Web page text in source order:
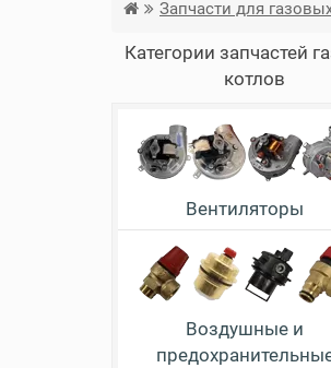
Запчасти для
Категории запчастей
котлов
Вентиляторы
Воздушные и